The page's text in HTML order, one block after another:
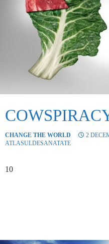
CHANGE THE WORLD
2
ATLASULDESANATATE
10